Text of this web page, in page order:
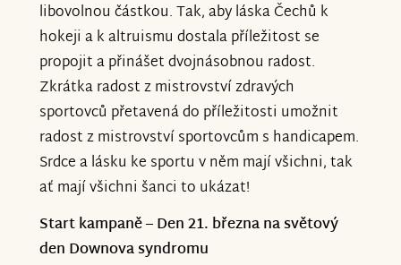
libovolnou částkou. Tak, aby láska Čechů k
hokeji a k altruismu dostala příležitost se
propojit a přinášet dvojnásobnou radost.
Zkrátka radost z mistrovství zdravých
sportovců přetavená do příležitosti umožnit
radost z mistrovství sportovcům s handicapem.
Srdce a lásku ke sportu v něm mají všichni, tak
ať mají všichni šanci to ukázat!
Start kampaně – Den 21. března na světový
den Downova syndromu